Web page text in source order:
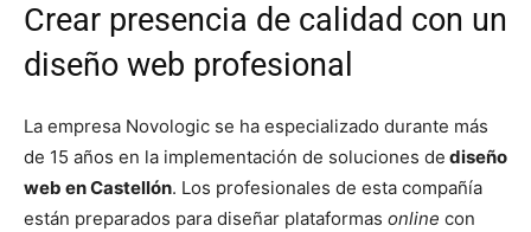
Crear presencia de calidad con un
diseño web profesional
La empresa Novologic se ha especializado durante más
de 15 años en la implementación de soluciones de diseño
web en Castellón. Los profesionales de esta compañía
están preparados para diseñar plataformas online con